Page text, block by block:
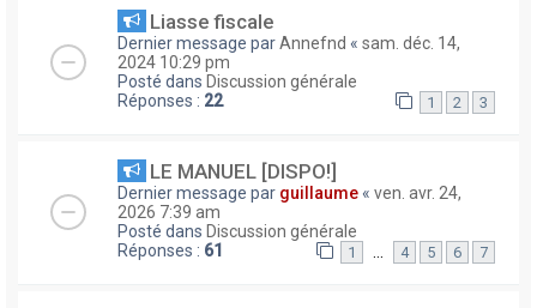
Liasse fiscale
Dernier message parAnnefnd « sam. déc. 14,
2024 10:29 pm
Posté dans Discussion générale
Réponses : 22 1 2 3
LE MANUEL [DISPO!]
Dernier message par guillaume « ven. avr. 24,
2026 7:39 am
Posté dans Discussion générale
Réponses : 61 1 … 4 5 6 7